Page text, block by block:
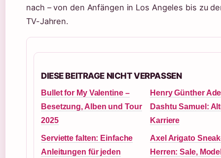
nach – von den Anfängen in Los Angeles bis zu
TV-Jahren.
DIESE BEITRAGE NICHT VERPASSEN
Bullet for My Valentine –
Besetzung, Alben und Tour
2025
Henry Günther
Dashtu Samuel:
Karriere
Serviette falten: Einfache
Anleitungen für jeden
Axel Arigato
Herren: Sale,